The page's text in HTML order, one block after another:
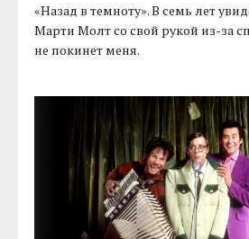
«Назад в темноту». В семь лет
Марти Молт со свой рукой из-за
не покинет меня.